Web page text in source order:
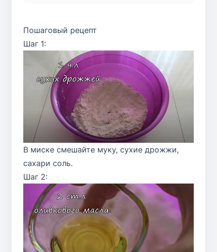
Пошаговый рецепт
Шаг 1:
В миске смешайте муку, сухие дрожжи,
сахари соль.
Шаг 2: